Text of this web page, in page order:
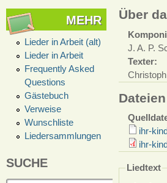
MEHR
Lieder in Arbeit (alt)
Lieder in Arbeit
Frequently Asked
Questions
Gästebuch
Verweise
Wunschliste
Liedersammlungen
SUCHE
Über
J. A. P.
Texter:
Dateien
ihr-
ihr-
Liedtext